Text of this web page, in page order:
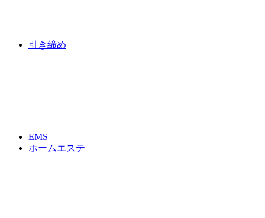
引き締め
EMS
ホームエステ